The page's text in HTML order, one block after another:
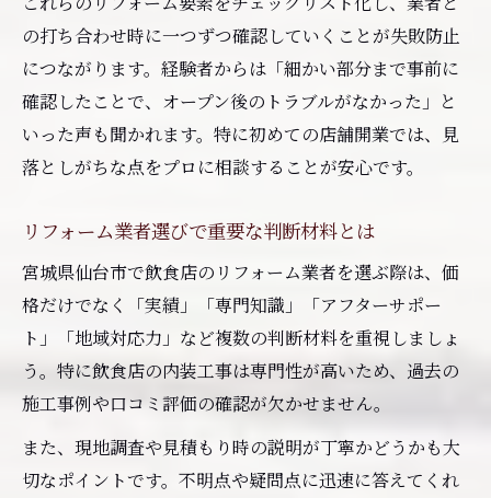
の打ち合わせ時に一つずつ確認していくことが失敗防止
につながります。経験者からは「細かい部分まで事前に
確認したことで、オープン後のトラブルがなかった」と
いった声も聞かれます。特に初めての店舗開業では、見
落としがちな点をプロに相談することが安心です。
リフォーム業者選びで重要な判断材料とは
宮城県仙台市で飲食店のリフォーム業者を選ぶ際は、価
格だけでなく「実績」「専門知識」「アフターサポー
ト」「地域対応力」など複数の判断材料を重視しましょ
う。特に飲食店の内装工事は専門性が高いため、過去の
施工事例や口コミ評価の確認が欠かせません。
また、現地調査や見積もり時の説明が丁寧かどうかも大
切なポイントです。不明点や疑問点に迅速に答えてくれ